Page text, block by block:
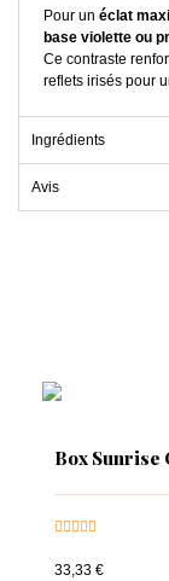
Pour un éclat
base violette ou
Ce contraste
reflets irisés pour
Ingrédients
Avis
Box

33,33 €